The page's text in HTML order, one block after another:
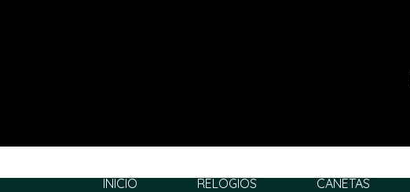
INÍCIO RELÓGIOS CANETAS